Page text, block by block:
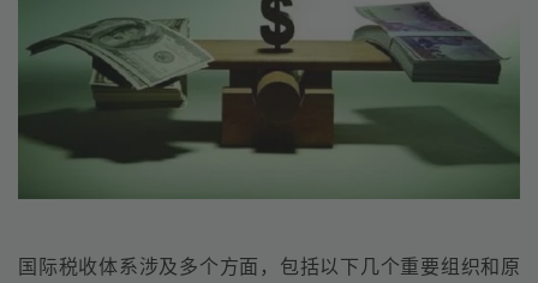
国际税收体系涉及多个方面，包括以下几个重要组织和原